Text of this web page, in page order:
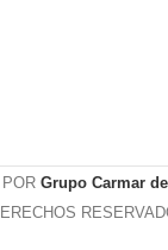
Grupo Carmar